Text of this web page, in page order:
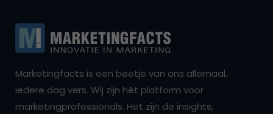
Marketingfacts is een beetje van ons allemaal,
iedere dag vers. Wij zijn hét platform voor
marketingprofessionals. Het zijn de insights,